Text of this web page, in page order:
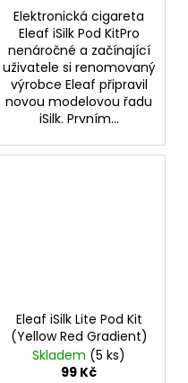
Elektronická cigareta
Eleaf iSilk Pod KitPro
nenáročné a začínající
uživatele si renomovaný
výrobce Eleaf připravil
novou modelovou řadu
iSilk. Prvním...
Eleaf iSilk Lite Pod Kit
(Yellow Red Gradient)
Skladem (5 ks)
99 Kč